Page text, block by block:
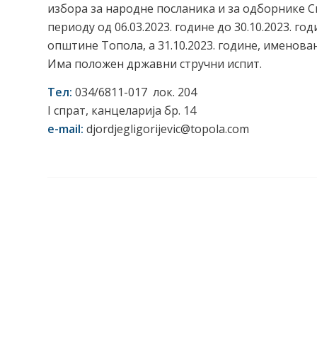
избора за народне посланика и за
периоду од 06.03.2023. године до 30.10.2023.
општине Топола, а 31.10.2023. године,
Има положен државни стручни испит.
Тел: 034/6811-017 лок. 204
I спрат, канцеларија бр. 14
e-mail: djordjegligorijevic@topola.com